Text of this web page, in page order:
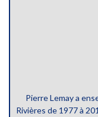
Pierre Lemay a
Rivières de 1977 à